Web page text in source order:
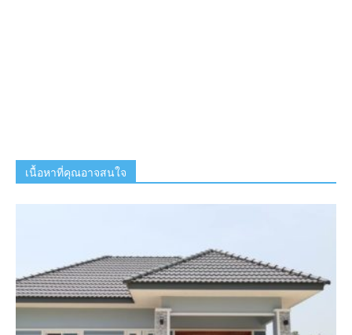
เนื้อหาที่คุณอาจสนใจ